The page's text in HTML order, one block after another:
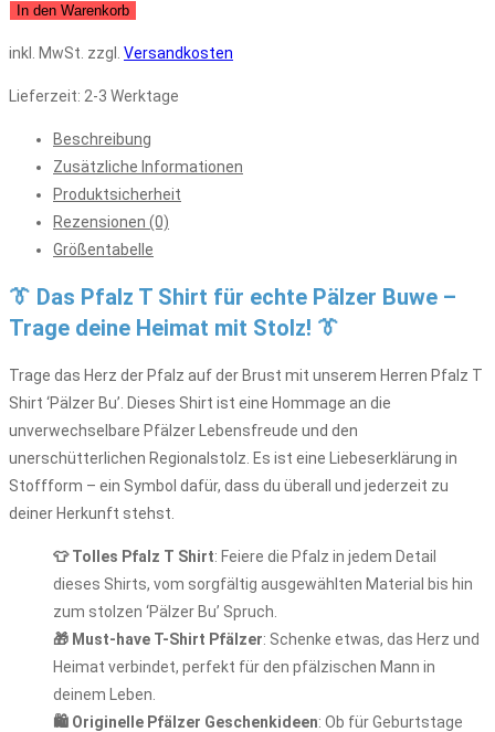
In den Warenkorb
inkl. MwSt. zzgl. Versandkosten
Lieferzeit: 2-3 Werktage
Beschreibung
Zusätzliche Informationen
Produktsicherheit
Rezensionen (0)
Größentabelle
👔 Das Pfalz T Shirt für echte Pälzer Buwe –
Trage deine Heimat mit Stolz! 👔
Trage das Herz der Pfalz auf der Brust mit unserem Herren Pfalz T
Shirt ‘Pälzer Bu’. Dieses Shirt ist eine Hommage an die
unverwechselbare Pfälzer Lebensfreude und den
unerschütterlichen Regionalstolz. Es ist eine Liebeserklärung in
Stoffform – ein Symbol dafür, dass du überall und jederzeit zu
deiner Herkunft stehst.
👕 Tolles Pfalz T Shirt: Feiere die Pfalz in jedem Detail
dieses Shirts, vom sorgfältig ausgewählten Material bis hin
zum stolzen ‘Pälzer Bu’ Spruch.
🎁 Must-have T-Shirt Pfälzer: Schenke etwas, das Herz und
Heimat verbindet, perfekt für den pfälzischen Mann in
deinem Leben.
🛍️ Originelle Pfälzer Geschenkideen: Ob für Geburtstage